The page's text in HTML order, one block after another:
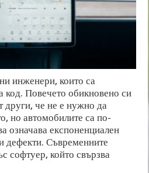
инженери, които са
код. Повечето обикновено си
други, че не е нужно да
но автомобилите са по-
означава експоненциален
дефекти. Съвременните
софтуер, който свързва